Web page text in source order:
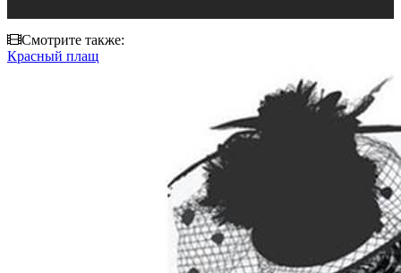
Смотрите также:
Красный плащ